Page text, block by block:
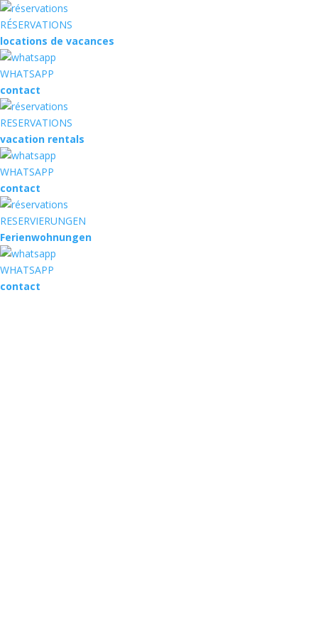
RÉSERVATIONS
locations de vacances
WHATSAPP
contact
RESERVATIONS
vacation rentals
WHATSAPP
contact
RESERVIERUNGEN
Ferienwohnungen
WHATSAPP
contact